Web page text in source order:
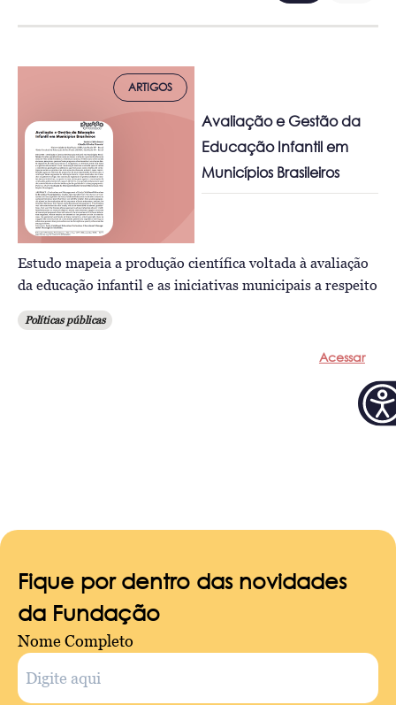
ARTIGOS
Avaliação e Gestão da
Educação Infantil em
Municípios Brasileiros
Estudo mapeia a produção científica voltada à avaliação
da educação infantil e as iniciativas municipais a respeito
Políticas públicas
Acessar
Fique por dentro das novidades
da Fundação
Nome Completo